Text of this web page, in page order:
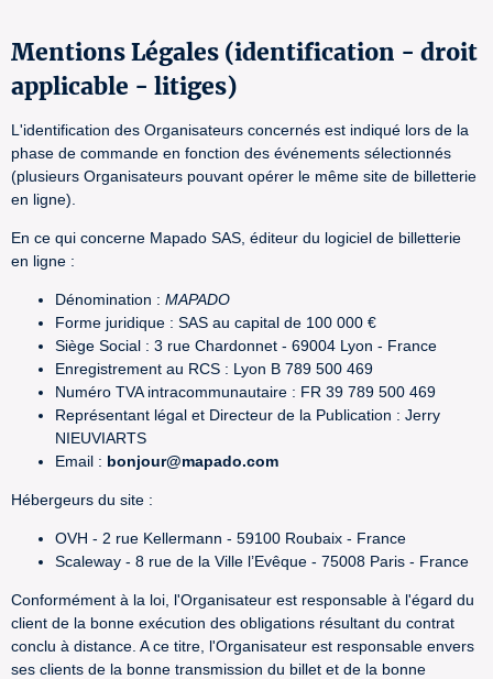
Mentions Légales (identification - droit
applicable - litiges)
L'identification des Organisateurs concernés est indiqué lors de la
phase de commande en fonction des événements sélectionnés
(plusieurs Organisateurs pouvant opérer le même site de billetterie
en ligne).
En ce qui concerne Mapado SAS, éditeur du logiciel de billetterie
en ligne :
Dénomination : MAPADO
Forme juridique : SAS au capital de 100 000 €
Siège Social : 3 rue Chardonnet - 69004 Lyon - France
Enregistrement au RCS : Lyon B 789 500 469
Numéro TVA intracommunautaire : FR 39 789 500 469
Représentant légal et Directeur de la Publication : Jerry
NIEUVIARTS
Email : bonjour@mapado.com
Hébergeurs du site :
OVH - 2 rue Kellermann - 59100 Roubaix - France
Scaleway - 8 rue de la Ville l’Evêque - 75008 Paris - France
Conformément à la loi, l'Organisateur est responsable à l'égard du
client de la bonne exécution des obligations résultant du contrat
conclu à distance. A ce titre, l'Organisateur est responsable envers
ses clients de la bonne transmission du billet et de la bonne